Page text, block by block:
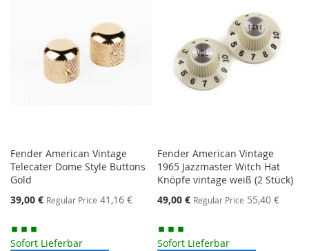
Fender American Vintage
Telecater Dome Style Buttons
Gold
Special
39,00 € Regular Price 41,16 €
Sofort Lieferbar
Fender American Vintage
1965 Jazzmaster Witch Hat
Knöpfe vintage weiß (2 Stück)
Special
49,00 € Regular Price 55,40 €
Sofort Lieferbar